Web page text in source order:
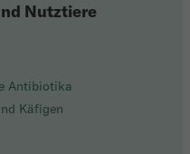
Nutztiere
Antibiotika
Käfigen